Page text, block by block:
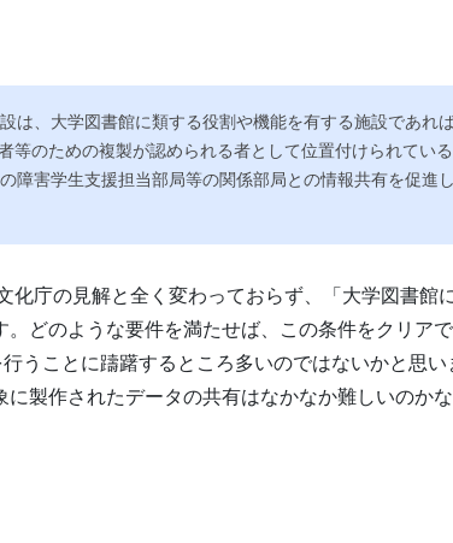
は、大学図書館に類する役割や機能を有する施設であれ
等のための複製が認められる者として位置付けられてい
障害学生支援担当部局等の関係部局との情報共有を促進
庁の見解と全く変わっておらず、「大学図書館
どのような要件を満たせば、この条件をクリア
うことに躊躇するところ多いのではないかと思
製作されたデータの共有はなかなか難しいのか